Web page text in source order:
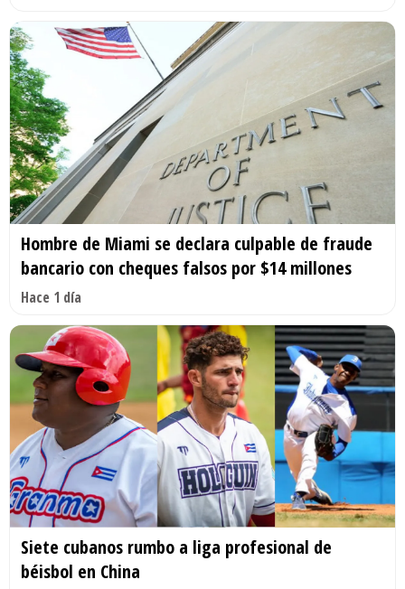
Hombre de Miami se declara culpable de fraude
bancario con cheques falsos por $14 millones
Hace 1 día
Siete cubanos rumbo a liga profesional de
béisbol en China